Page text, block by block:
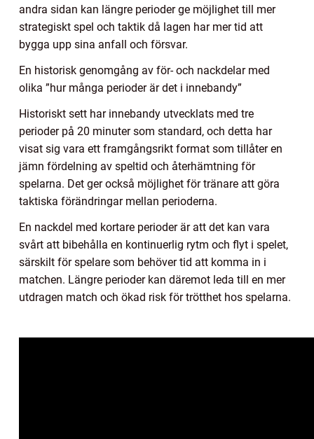
andra sidan kan längre perioder ge möjlighet till mer
strategiskt spel och taktik då lagen har mer tid att
bygga upp sina anfall och försvar.
En historisk genomgång av för- och nackdelar med
olika ”hur många perioder är det i innebandy”
Historiskt sett har innebandy utvecklats med tre
perioder på 20 minuter som standard, och detta har
visat sig vara ett framgångsrikt format som tillåter en
jämn fördelning av speltid och återhämtning för
spelarna. Det ger också möjlighet för tränare att göra
taktiska förändringar mellan perioderna.
En nackdel med kortare perioder är att det kan vara
svårt att bibehålla en kontinuerlig rytm och flyt i spelet,
särskilt för spelare som behöver tid att komma in i
matchen. Längre perioder kan däremot leda till en mer
utdragen match och ökad risk för trötthet hos spelarna.